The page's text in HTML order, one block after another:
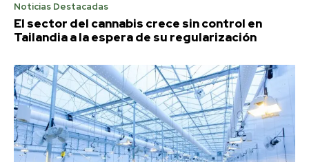
Noticias Destacadas
El sector del cannabis crece sin control en
Tailandia a la espera de su regularización